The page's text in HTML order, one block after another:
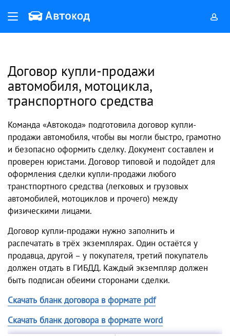
Договор купли-продажи
автомобиля, мотоцикла,
транспортного средства
Команда «Автокода» подготовила договор купли-
продажи автомобиля, чтобы вы могли быстро, грамотно
и безопасно оформить сделку. Документ составлен и
проверен юристами. Договор типовой и подойдет для
оформления сделки купли-продажи любого
транстпортного средства (легковых и грузовых
автомобилей, мотоциклов и прочего) между
физическими лицами.
Договор купли-продажи нужно заполнить и
распечатать в трёх экземплярах. Один остаётся у
продавца, другой – у покупателя, третий покупатель
должен отдать в ГИБДД. Каждый экземпляр должен
быть подписан обеими сторонами сделки.
Скачать бланк договора в формате pdf
Скачать бланк договора в формате word